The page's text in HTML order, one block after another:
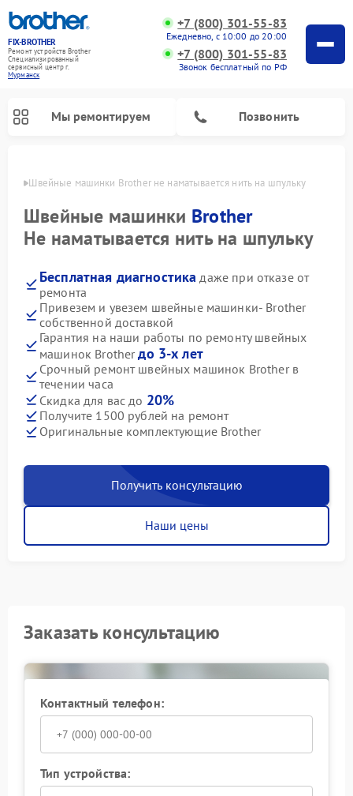
FIX-BROTHER
Ремонт устройств Brother
Специализированный
cервисный центр г.
Мурманск
+7 (800) 301-55-83
Ежедневно, с 10:00 до 20:00
+7 (800) 301-55-83
Звонок бесплатный по РФ
Мы ремонтируем Позвонить
Швейные машинки Brother не наматывается нить на шпульку
Швейные машинки Brother
Не наматывается нить на шпульку
Бесплатная диагностика даже при отказе от
ремонта
Привезем и увезем швейные машинки- Brother
собственной доставкой
Гарантия на наши работы по ремонту швейных
машинок Brotherдо 3-х лет
Срочный ремонт швейных машинок Brother в
течении часа
Скидка для вас до 20%
Получите 1500 рублей на ремонт
Оригинальные комплектующие Brother
Получить консультацию
Наши цены
Заказать консультацию
Контактный телефон:
Тип устройства: